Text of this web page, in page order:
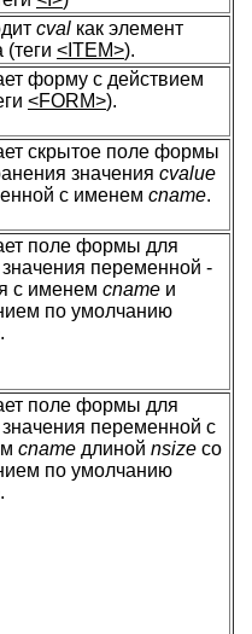
cval как элемент
(теги <ITEM>).
форму с действием
<FORM>).
скрытое поле формы
значения cvalue
с именем cname.
поле формы для
переменной -
с именем cname и
по умолчанию
.
поле формы для
переменной с
cname длиной nsize со
по умолчанию
.